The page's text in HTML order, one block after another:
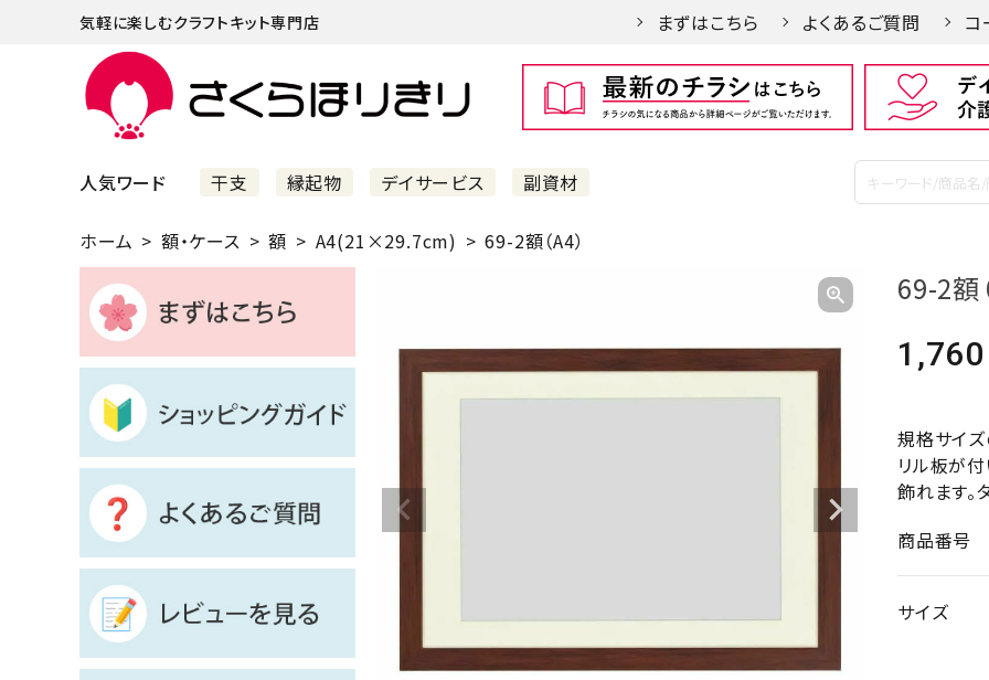
気軽に楽しむクラフトキット専門店 まずはこちら よくあるご質問 コ
人気ワード 干支 縁起物 デイサービス 副資材
まずはこちら
ショッピングガイド
よくあるご質問
すべての商品
新着商品
診断チャート
ジャンルで選ぶ
レビューを見る
ホーム 額・ケース 額 A4(21×29.7cm) 69-2額（A4）
69-2額
1,760
規格サイズ
リル板が
飾れます。
商品番号
サイズ